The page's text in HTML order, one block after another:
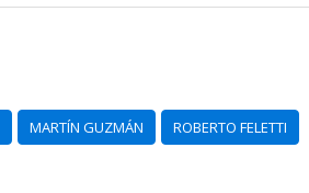
MARTÍN GUZMÁN ROBERTO FELETTI